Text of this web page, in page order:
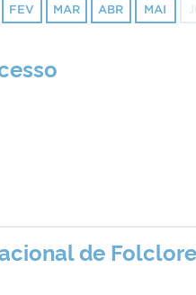
FEV MAR ABR MAI
de